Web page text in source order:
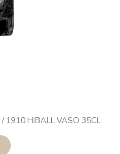
/ 1910 HIBALL VASO 35CL